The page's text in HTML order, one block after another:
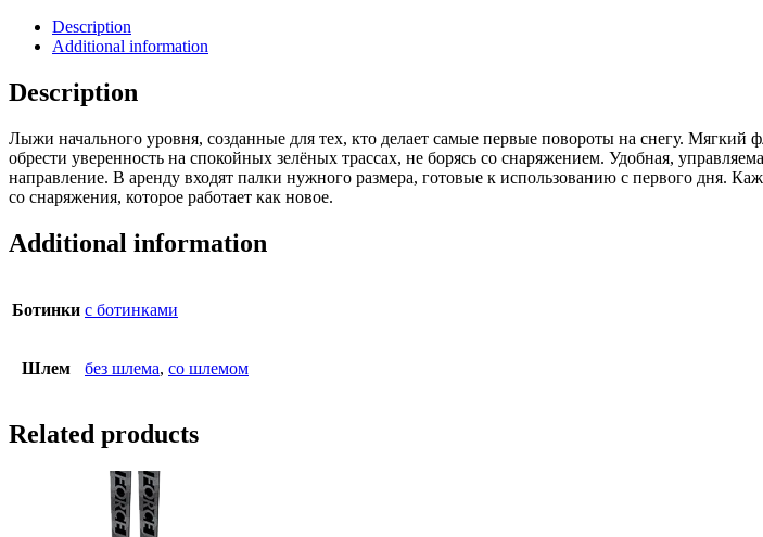
Description
Additional information
Description
Лыжи начального уровня, созданные для тех, кто делает самые первые повороты на снегу.
обрести уверенность на спокойных зелёных трассах, не борясь со снаряжением. Удобная,
направление. В аренду входят палки нужного размера, готовые к использованию с первого дня.
со снаряжения, которое работает как новое.
Additional information
Ботинки с ботинками
Шлем без шлема, со шлемом
Related products